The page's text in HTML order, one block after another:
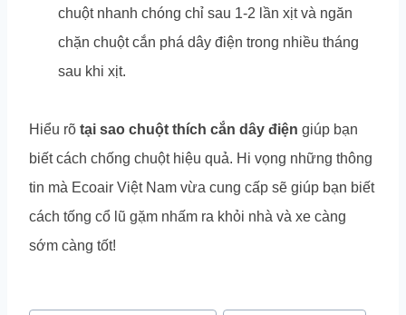
chuột nhanh chóng chỉ sau 1-2 lần xịt và ngăn
chặn chuột cắn phá dây điện trong nhiều tháng
sau khi xịt.
Hiểu rõ tại sao chuột thích cắn dây điện giúp bạn
biết cách chống chuột hiệu quả. Hi vọng những thông
tin mà Ecoair Việt Nam vừa cung cấp sẽ giúp bạn biết
cách tống cổ lũ gặm nhấm ra khỏi nhà và xe càng
sớm càng tốt!